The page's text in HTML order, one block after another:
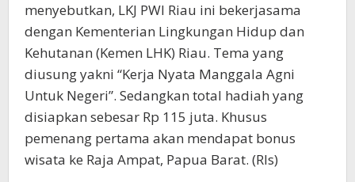
menyebutkan, LKJ PWI Riau ini bekerjasama
dengan Kementerian Lingkungan Hidup dan
Kehutanan (Kemen LHK) Riau. Tema yang
diusung yakni “Kerja Nyata Manggala Agni
Untuk Negeri”. Sedangkan total hadiah yang
disiapkan sebesar Rp 115 juta. Khusus
pemenang pertama akan mendapat bonus
wisata ke Raja Ampat, Papua Barat. (Rls)